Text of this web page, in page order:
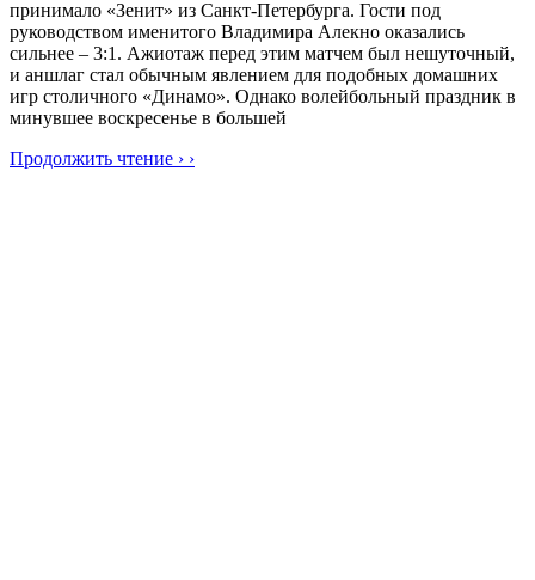
принимало «Зенит» из Санкт-Петербурга. Гости под
руководством именитого Владимира Алекно оказались
сильнее – 3:1. Ажиотаж перед этим матчем был нешуточный,
и аншлаг стал обычным явлением для подобных домашних
игр столичного «Динамо». Однако волейбольный праздник в
минувшее воскресенье в большей
Продолжить чтение › ›